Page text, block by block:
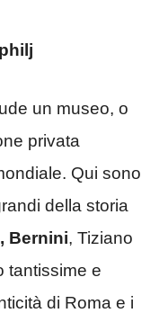
un museo, o
privata
Qui sono
della storia
Bernini, Tiziano
tantissime e
di Roma e i